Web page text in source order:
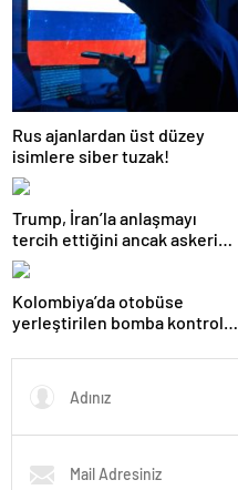
Rus ajanlardan üst düzey
isimlere siber tuzak!
Trump, İran’la anlaşmayı
tercih ettiğini ancak askeri
saldırının hala bir seçenek
olduğunu belirtti
Kolombiya’da otobüse
yerleştirilen bomba kontrollü